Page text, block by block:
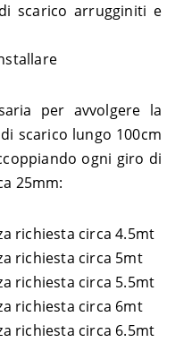
scarico arrugginiti e
per avvolgere la
scarico lungo 100cm
ogni giro di
25mm:
richiesta circa 4.5mt
richiesta circa 5mt
richiesta circa 5.5mt
richiesta circa 6mt
richiesta circa 6.5mt